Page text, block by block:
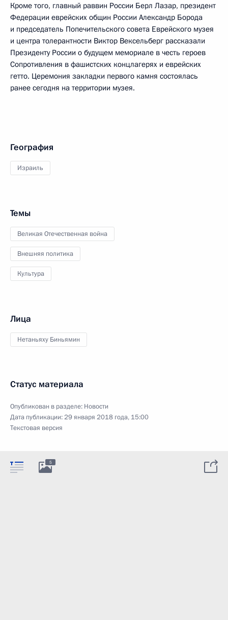
Кроме того, главный раввин России Берл Лазар, президент
Федерации еврейских общин России Александр Борода
и председатель Попечительского совета Еврейского музея
и центра толерантности Виктор Вексельберг рассказали
Президенту России о будущем мемориале в честь героев
Сопротивления в фашистских концлагерях и еврейских
гетто. Церемония закладки первого камня состоялась
ранее сегодня на территории музея.
География
Израиль
Темы
Великая Отечественная война
Внешняя политика
Культура
Лица
Нетаньяху Биньямин
Статус материала
Опубликован в разделе: Новости
Дата публикации:29 января 2018 года, 15:00
Текстовая версия
5